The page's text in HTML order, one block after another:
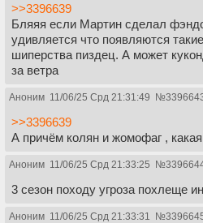
>>3396639
Бляяя если Мартин сделал
удивляется что появляются
шиперства пиздец. А может
за ветра
Аноним 11/06/25 Срд 21:31:49 №
>>3396639
А причём колян и жомофаг ,
Аноним 11/06/25 Срд 21:33:25 №
3 сезон походу угроза похлеще
Аноним 11/06/25 Срд 21:33:31 №